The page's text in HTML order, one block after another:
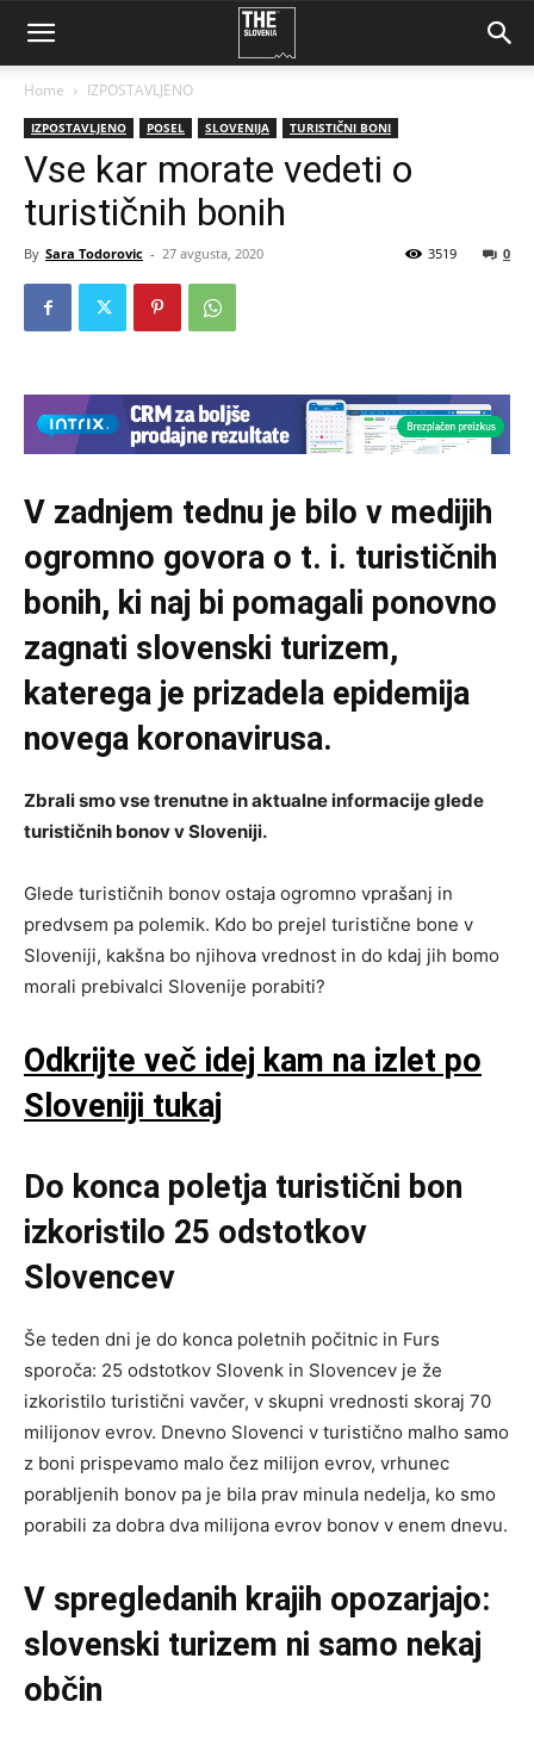
Home IZPOSTAVLJENO
IZPOSTAVLJENO POSEL SLOVENIJA TURISTIČNI BONI
Vse kar morate vedeti o
turističnih bonih
By Sara Todorovic - 27 avgusta, 2020 0
3519
V zadnjem tednu je bilo v medijih
ogromno govora o t. i. turističnih
bonih, ki naj bi pomagali ponovno
zagnati slovenski turizem,
katerega je prizadela epidemija
novega koronavirusa.
Zbrali smo vse trenutne in aktualne informacije glede
turističnih bonov v Sloveniji.
Glede turističnih bonov ostaja ogromno vprašanj in
predvsem pa polemik. Kdo bo prejel turistične bone v
Sloveniji, kakšna bo njihova vrednost in do kdaj jih bomo
morali prebivalci Slovenije porabiti?
Odkrijte več idej kam na izlet po
Sloveniji tukaj
Do konca poletja turistični bon
izkoristilo 25 odstotkov
Slovencev
Še teden dni je do konca poletnih počitnic in Furs
sporoča: 25 odstotkov Slovenk in Slovencev je že
izkoristilo turistični vavčer, v skupni vrednosti skoraj 70
milijonov evrov. Dnevno Slovenci v turistično malho samo
z boni prispevamo malo čez milijon evrov, vrhunec
porabljenih bonov pa je bila prav minula nedelja, ko smo
porabili za dobra dva milijona evrov bonov v enem dnevu.
V spregledanih krajih opozarjajo:
slovenski turizem ni samo nekaj
občin